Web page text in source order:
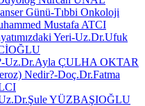
Günü-Tıbbi Onkoloji
Mustafa ATCI
Yeri-Uz.Dr.Ufuk
Uz.Dr.Ayla ÇULHA OKTAR
Nedir?-Doç.Dr.Fatma
YÜZBAŞIOĞLU